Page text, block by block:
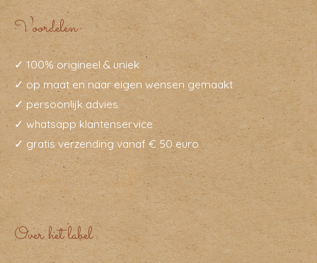
Voordelen
✓ 100% origineel & uniek
✓ op maat en naar eigen wensen gemaakt
✓ persoonlijk advies
✓ whatsapp klantenservice
✓ gratis verzending vanaf € 50 euro
Over het label